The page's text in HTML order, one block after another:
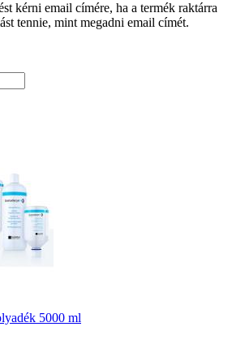
kérni email címére, ha a termék raktárra
tennie, mint megadni email címét.
5000 ml